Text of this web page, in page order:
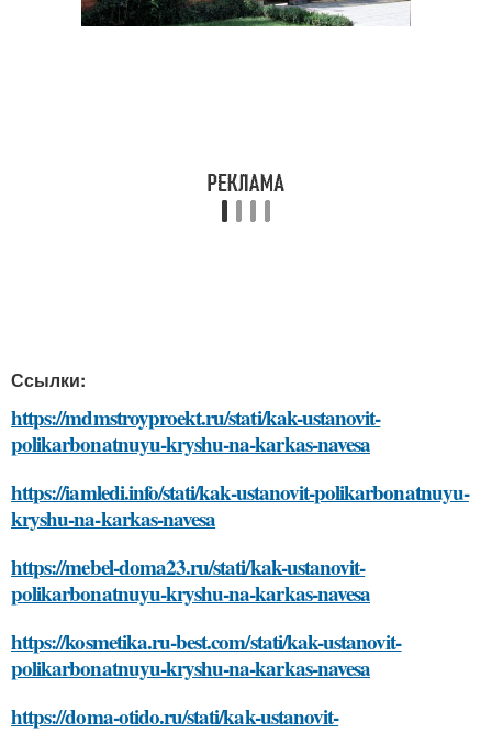
Ссылки:
https://mdmstroyproekt.ru/stati/kak-ustanovit-
polikarbonatnuyu-kryshu-na-karkas-navesa
https://iamledi.info/stati/kak-ustanovit-polikarbonatnuyu-
kryshu-na-karkas-navesa
https://mebel-doma23.ru/stati/kak-ustanovit-
polikarbonatnuyu-kryshu-na-karkas-navesa
https://kosmetika.ru-best.com/stati/kak-ustanovit-
polikarbonatnuyu-kryshu-na-karkas-navesa
https://doma-otido.ru/stati/kak-ustanovit-